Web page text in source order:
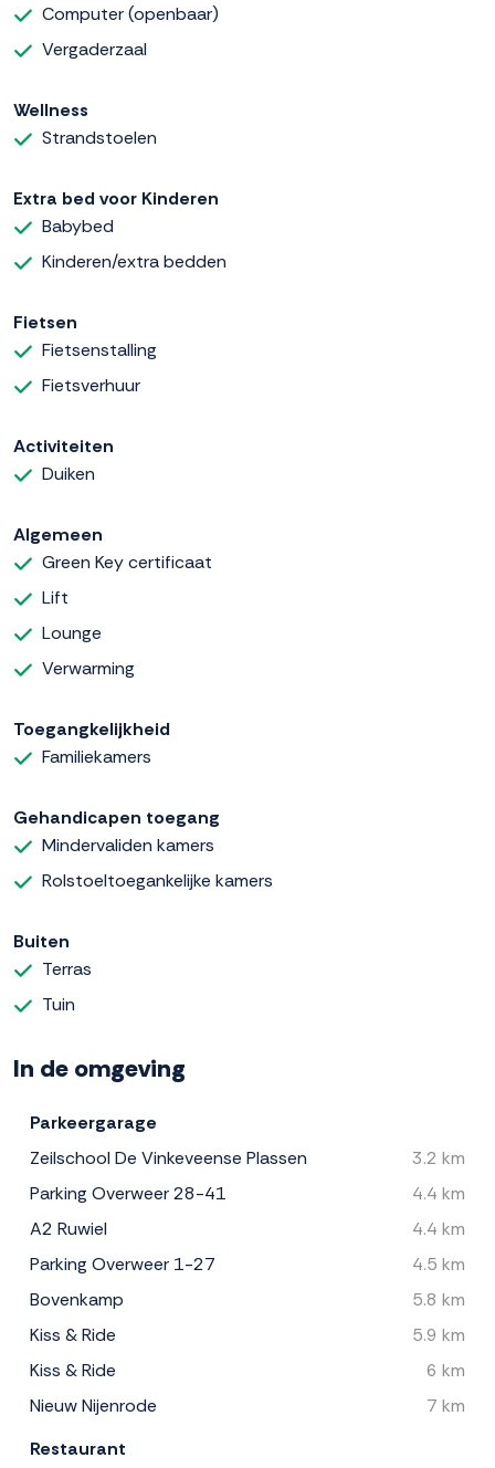
Computer (openbaar)
Vergaderzaal
Wellness
Strandstoelen
Extra bed voor Kinderen
Babybed
Kinderen/extra bedden
Fietsen
Fietsenstalling
Fietsverhuur
Activiteiten
Duiken
Algemeen
Green Key certificaat
Lift
Lounge
Verwarming
Toegangkelijkheid
Familiekamers
Gehandicapen toegang
Mindervaliden kamers
Rolstoeltoegankelijke kamers
Buiten
Terras
Tuin
In de omgeving
Parkeergarage
Zeilschool De Vinkeveense Plassen
3.2 km
Parking Overweer 28-41
4.4 km
A2 Ruwiel
4.4 km
Parking Overweer 1-27
4.5 km
Bovenkamp
5.8 km
Kiss & Ride
5.9 km
Kiss & Ride
6 km
Nieuw Nijenrode
7 km
Restaurant